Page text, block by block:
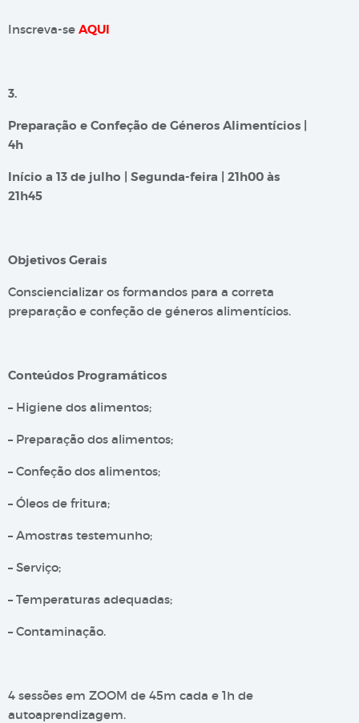
Inscreva-se AQUI
3.
Preparação e Confeção de Géneros Alimentícios |
4h
Início a 13 de julho | Segunda-feira | 21h00 às
21h45
Objetivos Gerais
Consciencializar os formandos para a correta
preparação e confeção de géneros alimentícios.
Conteúdos Programáticos
– Higiene dos alimentos;
– Preparação dos alimentos;
– Confeção dos alimentos;
– Óleos de fritura;
– Amostras testemunho;
– Serviço;
– Temperaturas adequadas;
– Contaminação.
4 sessões em ZOOM de 45m cada e 1h de
autoaprendizagem.